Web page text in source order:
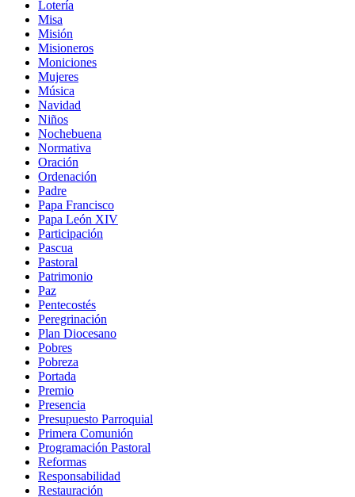
Lotería
Misa
Misión
Misioneros
Moniciones
Mujeres
Música
Navidad
Niños
Nochebuena
Normativa
Oración
Ordenación
Padre
Papa Francisco
Papa León XIV
Participación
Pascua
Pastoral
Patrimonio
Paz
Pentecostés
Peregrinación
Plan Diocesano
Pobres
Pobreza
Portada
Premio
Presencia
Presupuesto Parroquial
Primera Comunión
Programación Pastoral
Reformas
Responsabilidad
Restauración